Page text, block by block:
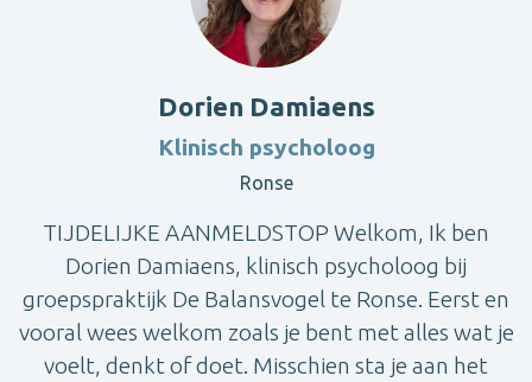
Dorien Damiaens
Klinisch psycholoog
Ronse
TIJDELIJKE AANMELDSTOP Welkom, Ik ben
Dorien Damiaens, klinisch psycholoog bij
groepspraktijk De Balansvogel te Ronse. Eerst en
vooral wees welkom zoals je bent met alles wat je
voelt, denkt of doet. Misschien sta je aan het